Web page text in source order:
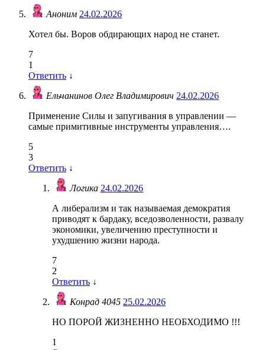
Аноним 24.02.2026
Хотел бы. Воров обдирающих народ не станет.
7
1
Ответить ↓
Ельчанинов Олег Владимирович 24.02.2026
Применение Силы и запугивания в управлении —
самые примитивные инструменты управления….
5
3
Ответить ↓
Логика 24.02.2026
А либерализм и так называемая демократия
приводят к бардаку, вседозволенности, развалу
экономики, увеличению преступности и
ухудшению жизни народа.
7
2
Ответить ↓
Конрад 4045 25.02.2026
НО ПОРОЙ ЖИЗНЕННО НЕОБХОДИМО !!!
1